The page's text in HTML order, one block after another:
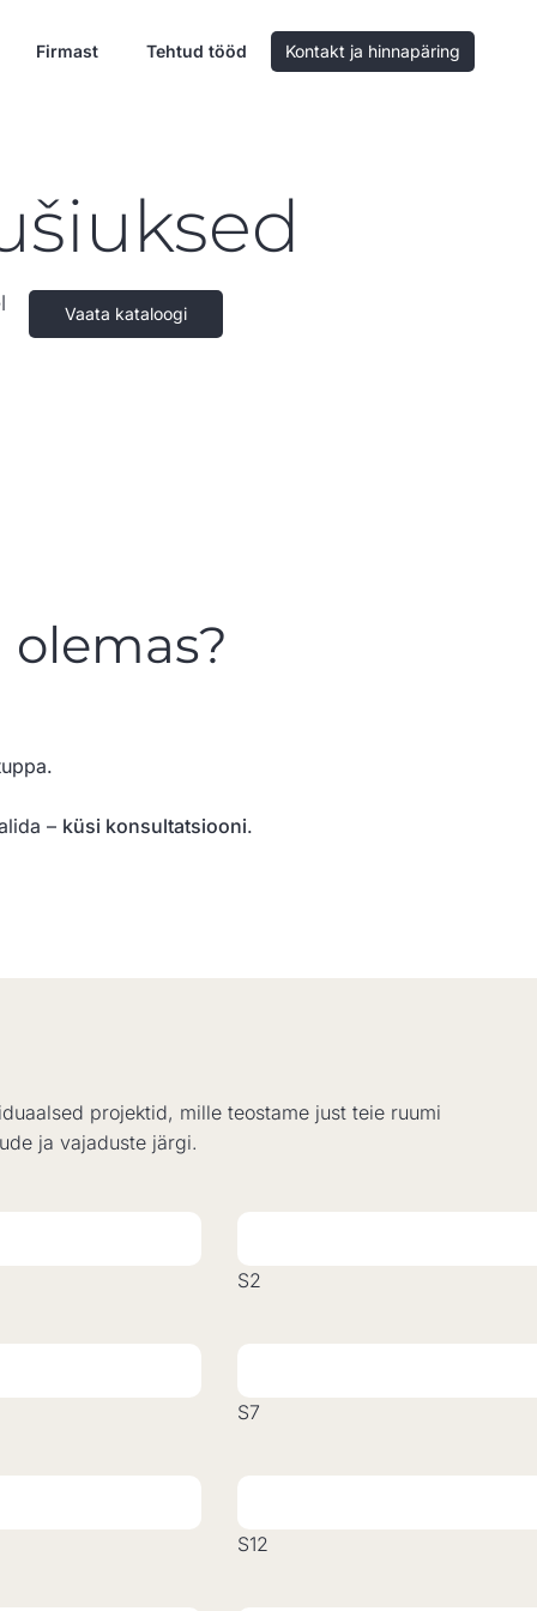
Firmast Tehtud tööd Kontakt ja hinnapäring
Vaata kataloogi
– küsi konsultatsiooni.
projektid, mille teostame just teie ruumi
ja vajaduste järgi.
S2
S7
S12